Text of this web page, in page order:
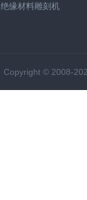
绝缘材料雕刻机
Copyright © 2008-